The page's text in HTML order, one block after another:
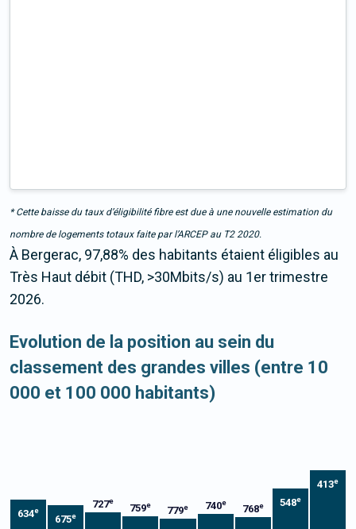
* Cette baisse du taux d’éligibilité fibre est due à une nouvelle estimation du
nombre de logements totaux faite par l’ARCEP au T2 2020.
À Bergerac, 97,88% des habitants étaient éligibles au
Très Haut débit (THD, >30Mbits/s) au 1er trimestre
2026.
Evolution de la position au sein du
classement des grandes villes (entre 10
000 et 100 000 habitants)
634e
675e
727e
759e 779e 740e
768e 548e
413e